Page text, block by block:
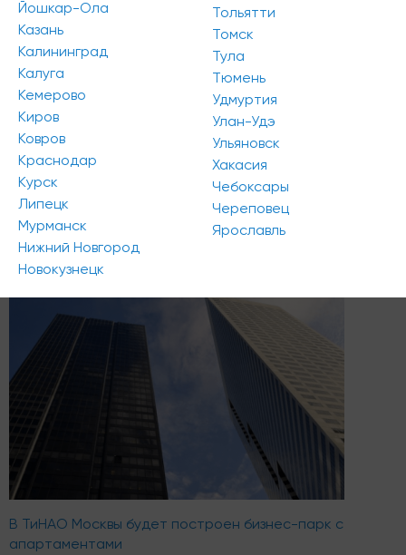
ОК Salut
— первый в Тюмени комплекс апартаментов
для жизни класса комфорт, объект соответствует
нормативам, предъявляемым к жилью. Открылись
продажи во второй очереди, ввод запланирован на IV
квартал 2021 года.
Поделиться в моих соцсетях:
#новости
Читайте также
В ТиНАО Москвы будет построен бизнес-парк с
апартаментами
Йошкар-Ола
Казань
Калининград
Калуга
Кемерово
Киров
Ковров
Краснодар
Курск
Липецк
Мурманск
Нижний Новгород
Новокузнецк
Тольятти
Томск
Тула
Тюмень
Удмуртия
Улан-Удэ
Ульяновск
Хакасия
Чебоксары
Череповец
Ярославль